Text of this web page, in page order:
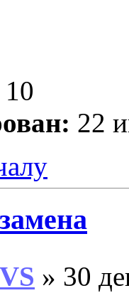
10
22
» 30